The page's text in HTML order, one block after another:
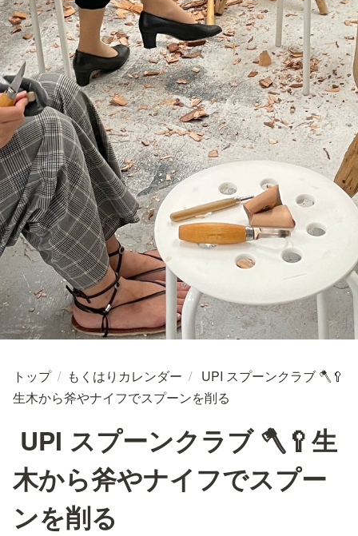
トップ / もくはりカレンダー / UPI スプーンクラブ 🪓🥄
生木から斧やナイフでスプーンを削る
UPI スプーンクラブ 🪓🥄生
木から斧やナイフでスプー
ンを削る